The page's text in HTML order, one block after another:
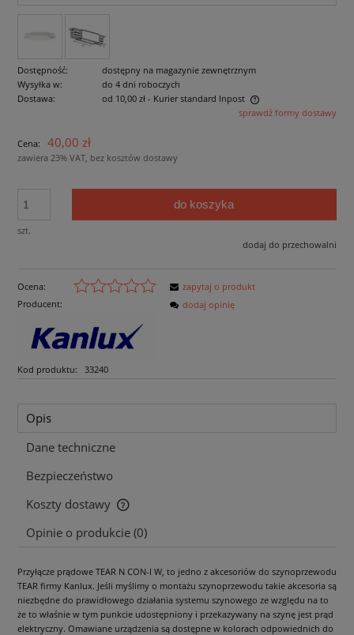
Dostępność:
dostępny na magazynie zewnętrznym
Wysyłka w:
do 4 dni roboczych
Dostawa:
od 10,00 zł - Kurier standard Inpost
Cena nie zawiera ewentualnych kosztów płatnościsprawdź formy dostawy
Cena: 40,00 zł
zawiera 23% VAT, bez kosztów dostawy
szt.
do koszyka
dodaj do przechowalni
Ocena:
Producent:
Kod produktu: 33240
zapytaj o produkt
dodaj opinię
Opis
Dane techniczne
Bezpieczeństwo
Koszty dostawy
Cena nie zawiera ewentualnych kosztów płatności
Opinie o produkcie (0)
Przyłącze prądowe TEAR N CON-I W, to jedno z akcesoriów do szynoprzewodu
TEAR firmy Kanlux. Jeśli myślimy o montażu szynoprzewodu takie akcesoria są
niezbędne do prawidłowego działania systemu szynowego ze względu na to
że to właśnie w tym punkcie udostępniony i przekazywany na szynę jest prąd
elektryczny. Omawiane urządzenia są dostępne w kolorach odpowiednich do